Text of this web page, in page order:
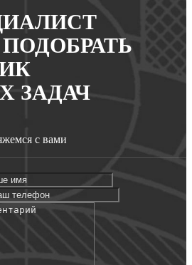
ЗАДАЧ
с вами